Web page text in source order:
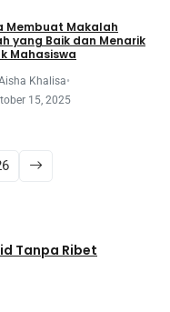
Membuat Makalah
yang Baik dan Menarik
Mahasiswa
Khalisa•
15, 2025
Tanpa Ribet